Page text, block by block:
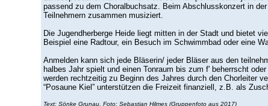
passend zu dem Choralbuchsatz. Beim Abschlusskonzert in
Teilnehmern zusammen musiziert.
Die Jugendherberge Heide liegt mitten in der Stadt und bietet
Beispiel eine Radtour, ein Besuch im Schwimmbad oder eine
Anmelden kann sich jede Bläserin/ jeder Bläser aus den
halbes Jahr spielt und einen Tonraum bis zum f' beherrscht
werden rechtzeitig zu Beginn des Jahres durch den Chorleiter
“Posaune Kiel” unterstützen die Freizeit finanziell, z.B. als
Text: Sönke Grunau, Foto: Sebastian Hilmes (Gruppenfoto aus 2017)